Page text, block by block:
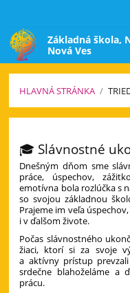
Základná škola,
Nová Ves
HLAVNÁ STRÁNKA /
učitelia
🎓 Slávnostné
Dnešným dňom sme
práce, úspechov,
emotívna bola rozlúčka s
so svojou základnou
Prajeme im veľa
i v ďalšom živote.
Počas slávnostného
žiaci, ktorí si za svoje
a aktívny prístup
srdečne blahoželáme a
prácu.